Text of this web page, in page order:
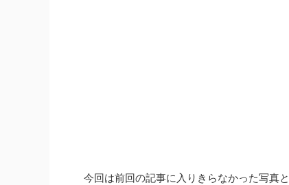
今回は前回の記事に入りきらなかった写真
写真素材